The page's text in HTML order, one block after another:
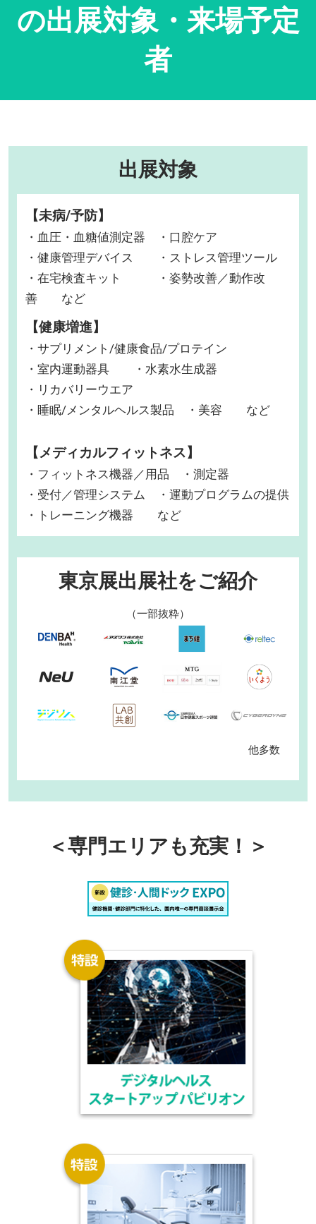
の出展対象・来場予定
者
出展対象
【未病/予防】
・血圧・血糖値測定器 ・口腔ケア
・健康管理デバイス ・ストレス管理ツール
・在宅検査キット ・姿勢改善／動作改
善 など
【健康増進】
・サプリメント/健康食品/プロテイン
・室内運動器具 ・水素水生成器
・リカバリーウエア
・睡眠/メンタルヘルス製品 ・美容 など
【メディカルフィットネス】
・フィットネス機器／用品 ・測定器
・受付／管理システム ・運動プログラムの提供
・トレーニング機器 など
東京展出展社をご紹介
（一部抜粋）
他多数
＜専門エリアも充実！＞